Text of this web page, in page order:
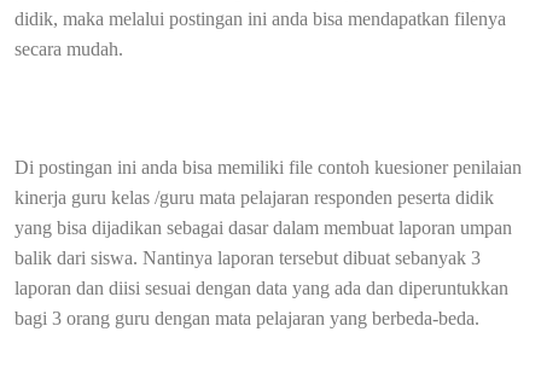
didik, maka melalui postingan ini anda bisa mendapatkan filenya
secara mudah.
Di postingan ini anda bisa memiliki file contoh kuesioner penilaian
kinerja guru kelas /guru mata pelajaran responden peserta didik
yang bisa dijadikan sebagai dasar dalam membuat laporan umpan
balik dari siswa. Nantinya laporan tersebut dibuat sebanyak 3
laporan dan diisi sesuai dengan data yang ada dan diperuntukkan
bagi 3 orang guru dengan mata pelajaran yang berbeda-beda.